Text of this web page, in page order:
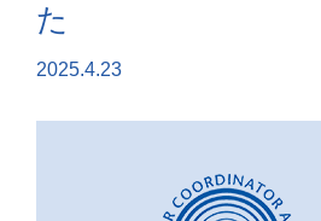
た
2025.4.23